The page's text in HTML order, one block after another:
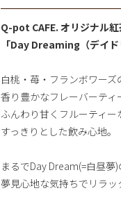
Q-pot CAFE. オリジナル
「Day Dreaming（デイド
白桃・苺・フランボワーズ
香り豊かなフレーバーティ
ふんわり甘くフルーティー
すっきりとした飲み心地。
まるでDay Dream(=白昼夢)
夢見心地な気持ちでリラッ